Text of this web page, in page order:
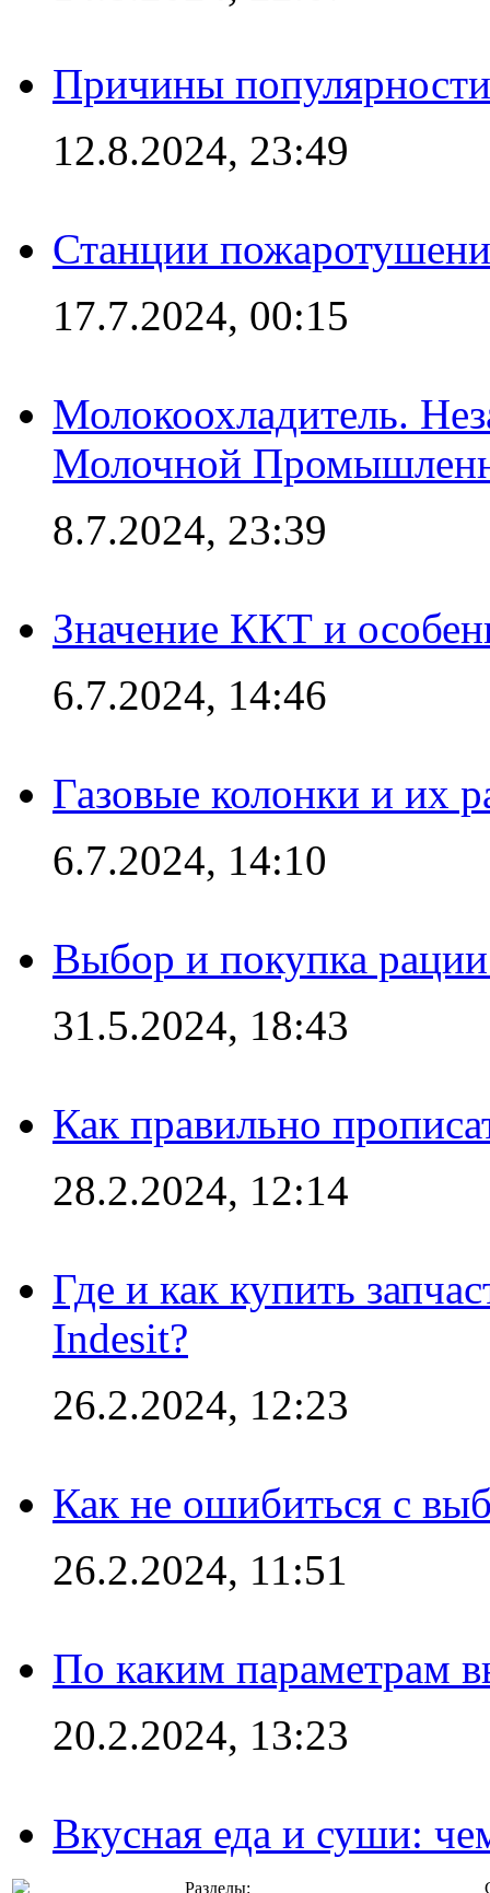
Причины
12.8.2024, 23:49
Станции
17.7.2024, 00:15
Молокоохладитель.
Молочной
8.7.2024, 23:39
Значение ККТ и
6.7.2024, 14:46
Газовые колонки и их
6.7.2024, 14:10
Выбор и покупка
31.5.2024, 18:43
Как правильно
28.2.2024, 12:14
Где и как купить
Indesit?
26.2.2024, 12:23
Как не ошибиться с
26.2.2024, 11:51
По каким параметрам
20.2.2024, 13:23
Вкусная еда и суши:
Разделы: